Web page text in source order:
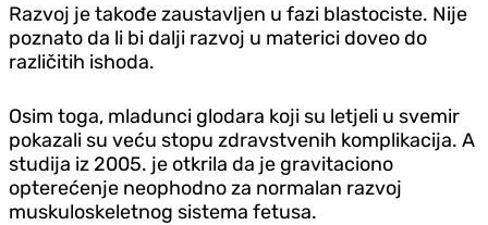
Razvoj je takođe zaustavljen u fazi blastociste. Nije
poznato da li bi dalji razvoj u materici doveo do
različitih ishoda.
Osim toga, mladunci glodara koji su letjeli u svemir
pokazali su veću stopu zdravstvenih komplikacija. A
studija iz 2005. je otkrila da je gravitaciono
opterećenje neophodno za normalan razvoj
muskuloskeletnog sistema fetusa.